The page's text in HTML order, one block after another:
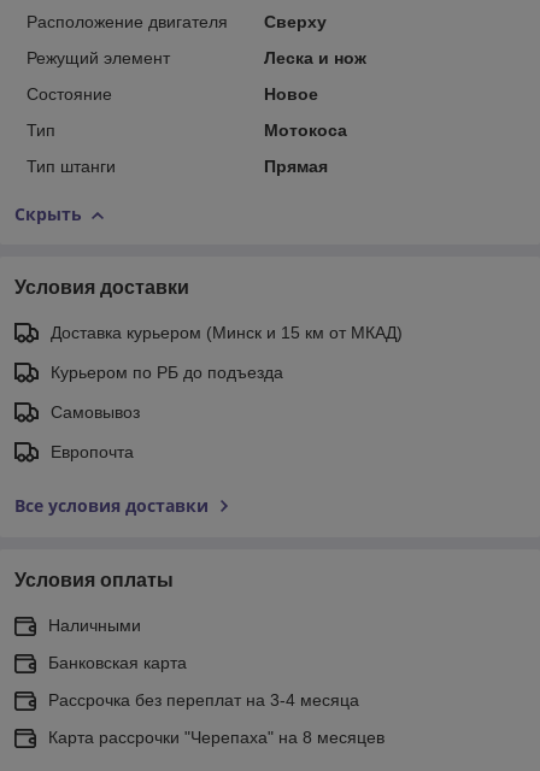
Расположение двигателя
Сверху
Режущий элемент
Леска и нож
Состояние
Новое
Тип
Мотокоса
Тип штанги
Прямая
Скрыть
Условия доставки
Доставка курьером (Минск и 15 км от МКАД)
Курьером по РБ до подъезда
Самовывоз
Европочта
Все условия доставки
Условия оплаты
Наличными
Банковская карта
Рассрочка без переплат на 3-4 месяца
Карта рассрочки "Черепаха" на 8 месяцев